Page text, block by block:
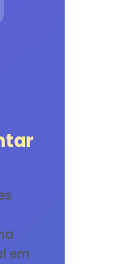
em